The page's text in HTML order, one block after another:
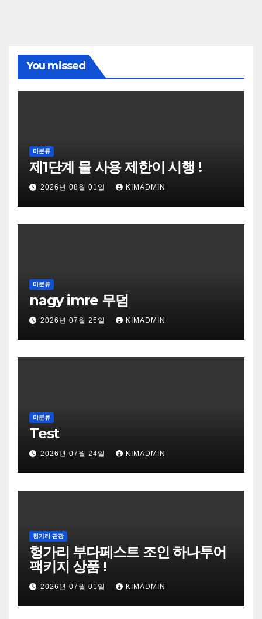
You missed
미분류
제1단계 물 사용 제한이 시행 !
2026년 08월 01일 KIMADMIN
미분류
nagy imre 무덤
2026년 07월 25일 KIMADMIN
미분류
Test
2026년 07월 24일 KIMADMIN
헝가리 관광
헝가리 부다페스트 조인 하나투어
팩키지 상품 !
2026년 07월 01일 KIMADMIN